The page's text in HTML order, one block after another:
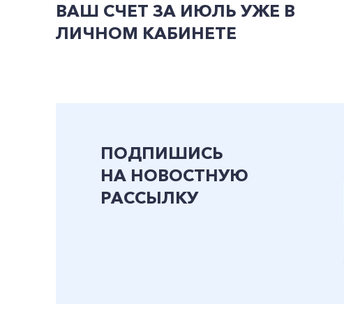
ВАШ СЧЕТ ЗА ИЮЛЬ УЖЕ В
ЛИЧНОМ КАБИНЕТЕ
ПОДПИШИСЬ
НА НОВОСТНУЮ
РАССЫЛКУ